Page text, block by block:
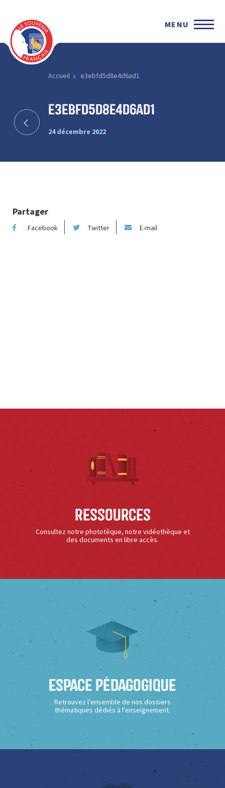
MENU
Accueil e3ebfd5d8e4d6ad1
e3ebfd5d8e4d6ad1
24 décembre 2022
Partager
Facebook Twitter E-mail
Ressources
Consultez notre phototèque, notre vidéothèque et
des documents en libre accès.
Espace Pédagogique
Retrouvez l’ensemble de nos dossiers
thématiques dédiés à l’enseignement.